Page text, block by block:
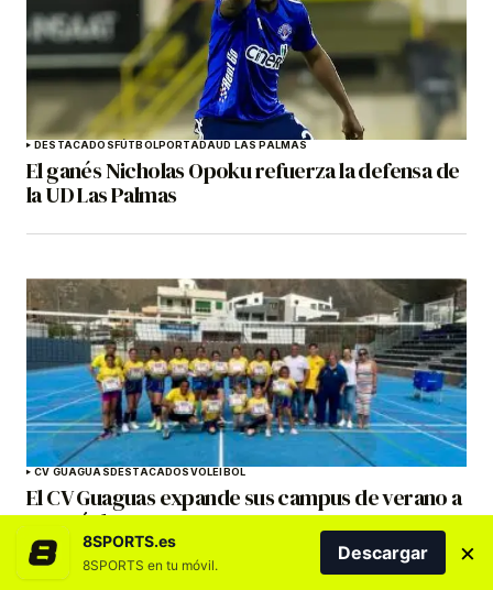
DESTACADOSFÚTBOLPORTADAUD LAS PALMAS
El ganés Nicholas Opoku refuerza la defensa de
la UD Las Palmas
CV GUAGUASDESTACADOSVOLEIBOL
El CV Guaguas expande sus campus de verano a
tres núcleos
8SPORTS.es
8SPORTS en tu móvil.
Descargar ×